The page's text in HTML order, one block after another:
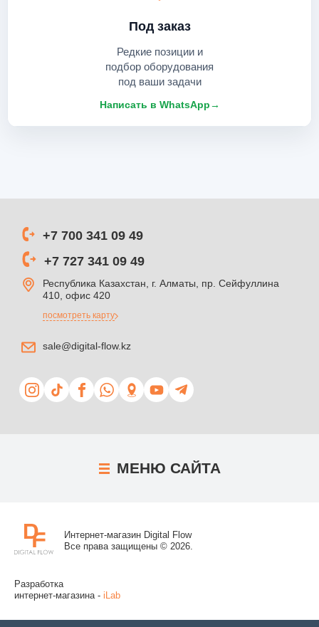
Под заказ
Редкие позиции и
подбор оборудования
под ваши задачи
Написать в WhatsApp→
+7 700 341 09 49
+7 727 341 09 49
Республика Казахстан, г. Алматы, пр. Сейфуллина
410, офис 420
посмотреть карту
sale@digital-flow.kz
МЕНЮ САЙТА
Интернет-магазин Digital Flow
Все права защищены © 2026.
Разработка
интернет-магазина - iLab